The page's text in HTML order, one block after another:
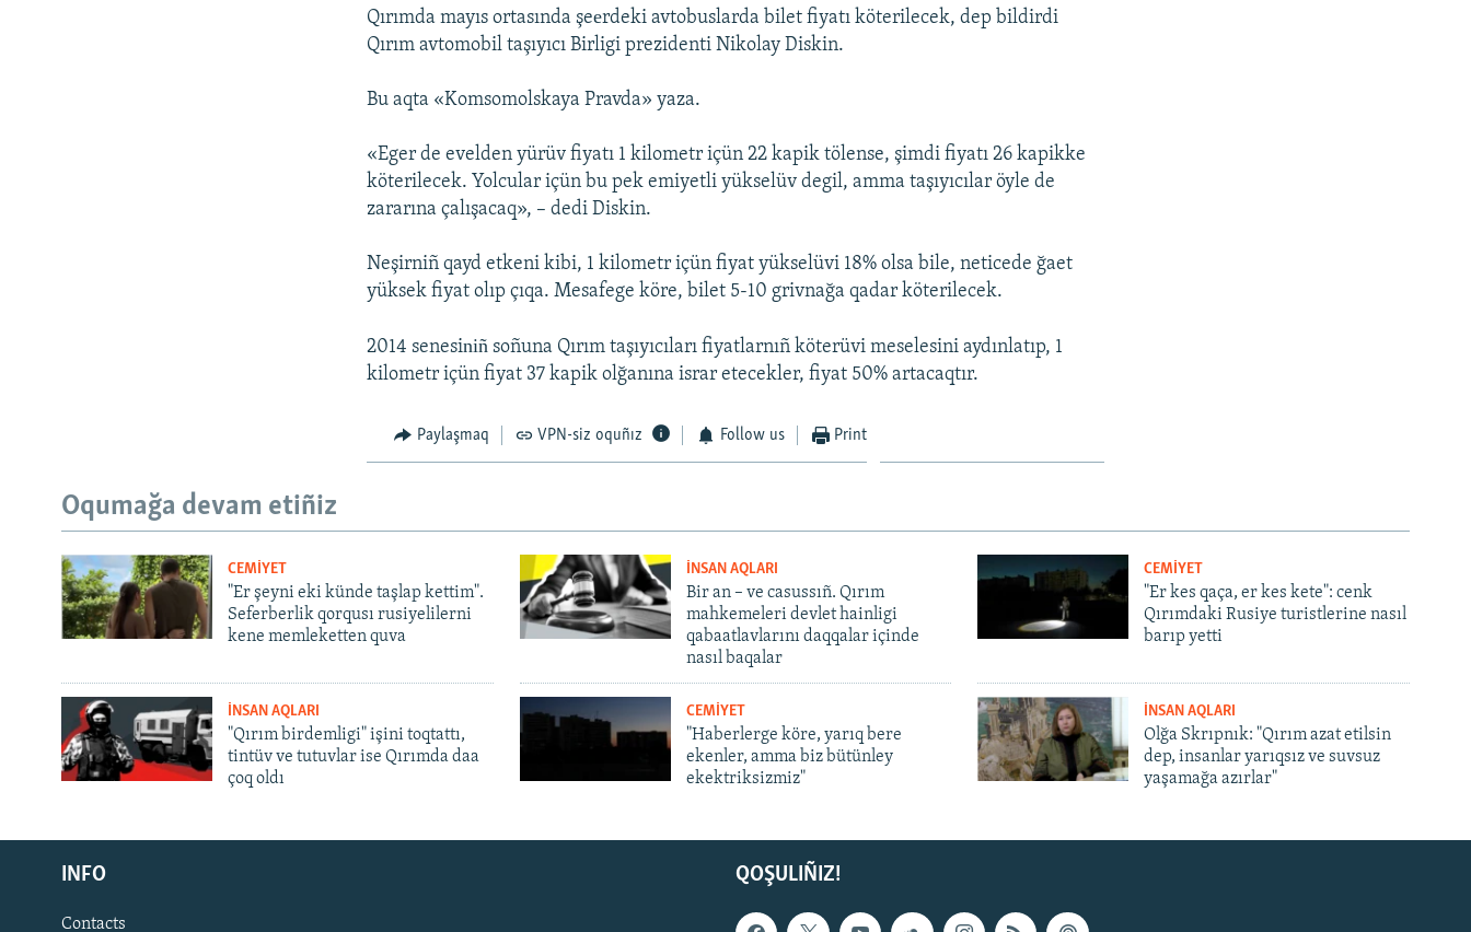
Русский
Українською
Qırımda mayıs ortasında şeеrdeki avtobuslarda bilet fiyatı köterilecek, dep bildirdi
Qırım avtomobil taşıyıcı Birligi prezidenti Nikolay Diskin.
Bu aqta «Komsomolskaya Pravda» yaza.
«Eger de evelden yürüv fiyatı 1 kilometr içün 22 kapik tölense, şimdi fiyatı 26 kapikke
köterilecek. Yolcular içün bu pek emiyetli yükselüv degil, amma taşıyıcılar öyle de
zararına çalışacaq», – dedi Diskin.
Neşirniñ qayd etkeni kibi, 1 kilometr içün fiyat yükselüvi 18% olsa bile, neticede ğaet
yüksek fiyat olıp çıqa. Mesafege köre, bilet 5-10 grivnağa qadar köterilecek.
2014 senesiniñ soñuna Qırım taşıyıcıları fiyatlarnıñ köterüvi meselesini aydınlatıp, 1
kilometr içün fiyat 37 kapik olğanına israr etecekler, fiyat 50% artacaqtır.
Paylaşmaq VPN-siz oquñız Follow us Print
Oqumağa devam etiñiz
CEMİYET
"Er şeyni eki künde taşlap kettim".
Seferberlik qorqusı rusiyelilerni
kene memleketten quva
İNSAN AQLARI
Bir an – ve casussıñ. Qırım
mahkemeleri devlet hainligi
qabaatlavlarını daqqalar içinde
nasıl baqalar
CEMİYET
"Er kes qaça, er kes kete": cenk
Qırımdaki Rusiye turistlerine nasıl
barıp yetti
İNSAN AQLARI
"Qırım birdemligi" işini toqtattı,
tintüv ve tutuvlar ise Qırımda daa
çoq oldı
CEMİYET
"Haberlerge köre, yarıq bere
ekenler, amma biz bütünley
ekektriksizmiz"
İNSAN AQLARI
Olğa Skrıpnık: "Qırım azat etilsin
dep, insanlar yarıqsız ve suvsuz
yaşamağa azırlar"
QOŞULIÑIZ!
INFO
Contacts